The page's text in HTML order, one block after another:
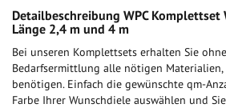
Detailbeschreibung WPC
Länge 2,4 m und 4 m
Bei unseren Komplettsets erhalten Sie
Bedarfsermittlung alle nötigen Materialien,
benötigen. Einfach die gewünschte qm-
Farbe Ihrer Wunschdiele auswählen und